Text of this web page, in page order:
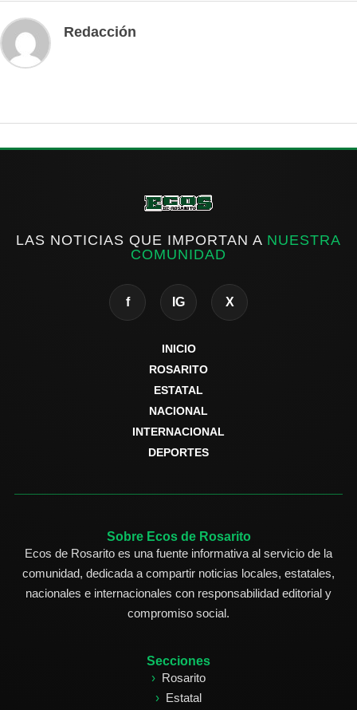
Redacción
LAS NOTICIAS QUE IMPORTAN A NUESTRA
COMUNIDAD
f IG X
INICIO
ROSARITO
ESTATAL
NACIONAL
INTERNACIONAL
DEPORTES
Sobre Ecos de Rosarito
Ecos de Rosarito es una fuente informativa al servicio de la
comunidad, dedicada a compartir noticias locales, estatales,
nacionales e internacionales con responsabilidad editorial y
compromiso social.
Secciones
Rosarito
Estatal